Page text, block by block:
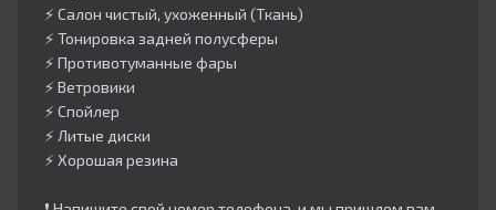
⚡️ Салон чистый, ухоженный (Ткань)
⚡️ Тонировка задней полусферы
⚡️ Противотуманные фары
⚡️ Ветровики
⚡️ Спойлер
⚡️ Литые диски
⚡️ Хорошая резина